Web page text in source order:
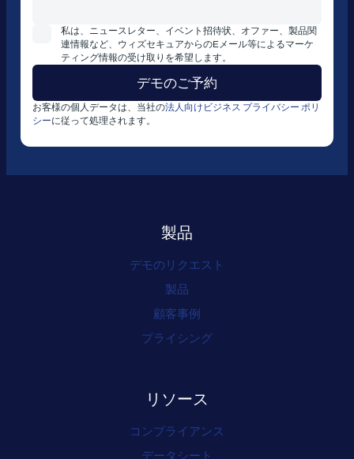
私は、ニュースレター、イベント招待状、オファー、製品関
連情報など、ウィズセキュアからのEメール等によるマーケ
ティング情報の受け取りを希望します。
お客様の個人データは、当社の法人向けビジネス プライバシー ポリ
シーに従って処理されます。
製品
デモのリクエスト
製品
顧客事例
プライシング
リソース
コンプライアンス
データシート